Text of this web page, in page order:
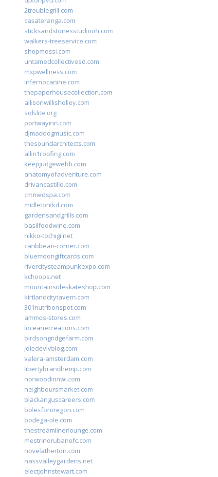
2troublegrill.com
casateranga.com
sticksandstonesstudiooh.com
walkers-treeservice.com
shopmossi.com
untamedcollectivesd.com
mxpwellness.com
infernocanine.com
thepaperhousecollection.com
allisonwillisholley.com
solslite.org
portwayinn.com
djmaddogmusic.com
thesoundarchitects.com
allin1roofing.com
keepjudgewebb.com
anatomyofadventure.com
drivancastillo.com
cmmedspa.com
midletontkd.com
gardensandgrills.com
basilfoodwine.com
nikko-tochigi.net
caribbean-corner.com
bluemoongiftcards.com
rivercitysteampunkexpo.com
kchoops.net
mountainsideskateshop.com
kirtlandcitytavern.com
301nutritionspot.com
ammos-stores.com
loceanecreations.com
birdsongridgefarm.com
joiedevivblog.com
valera-amsterdam.com
libertybrandhemp.com
norwoodinnwi.com
neighboursmarket.com
blackanguscareers.com
bolesfororegon.com
bodega-ole.com
thestreamlinerlounge.com
mestrinorubanofc.com
novelatherton.com
nassvalleygardens.net
electjohnstewart.com